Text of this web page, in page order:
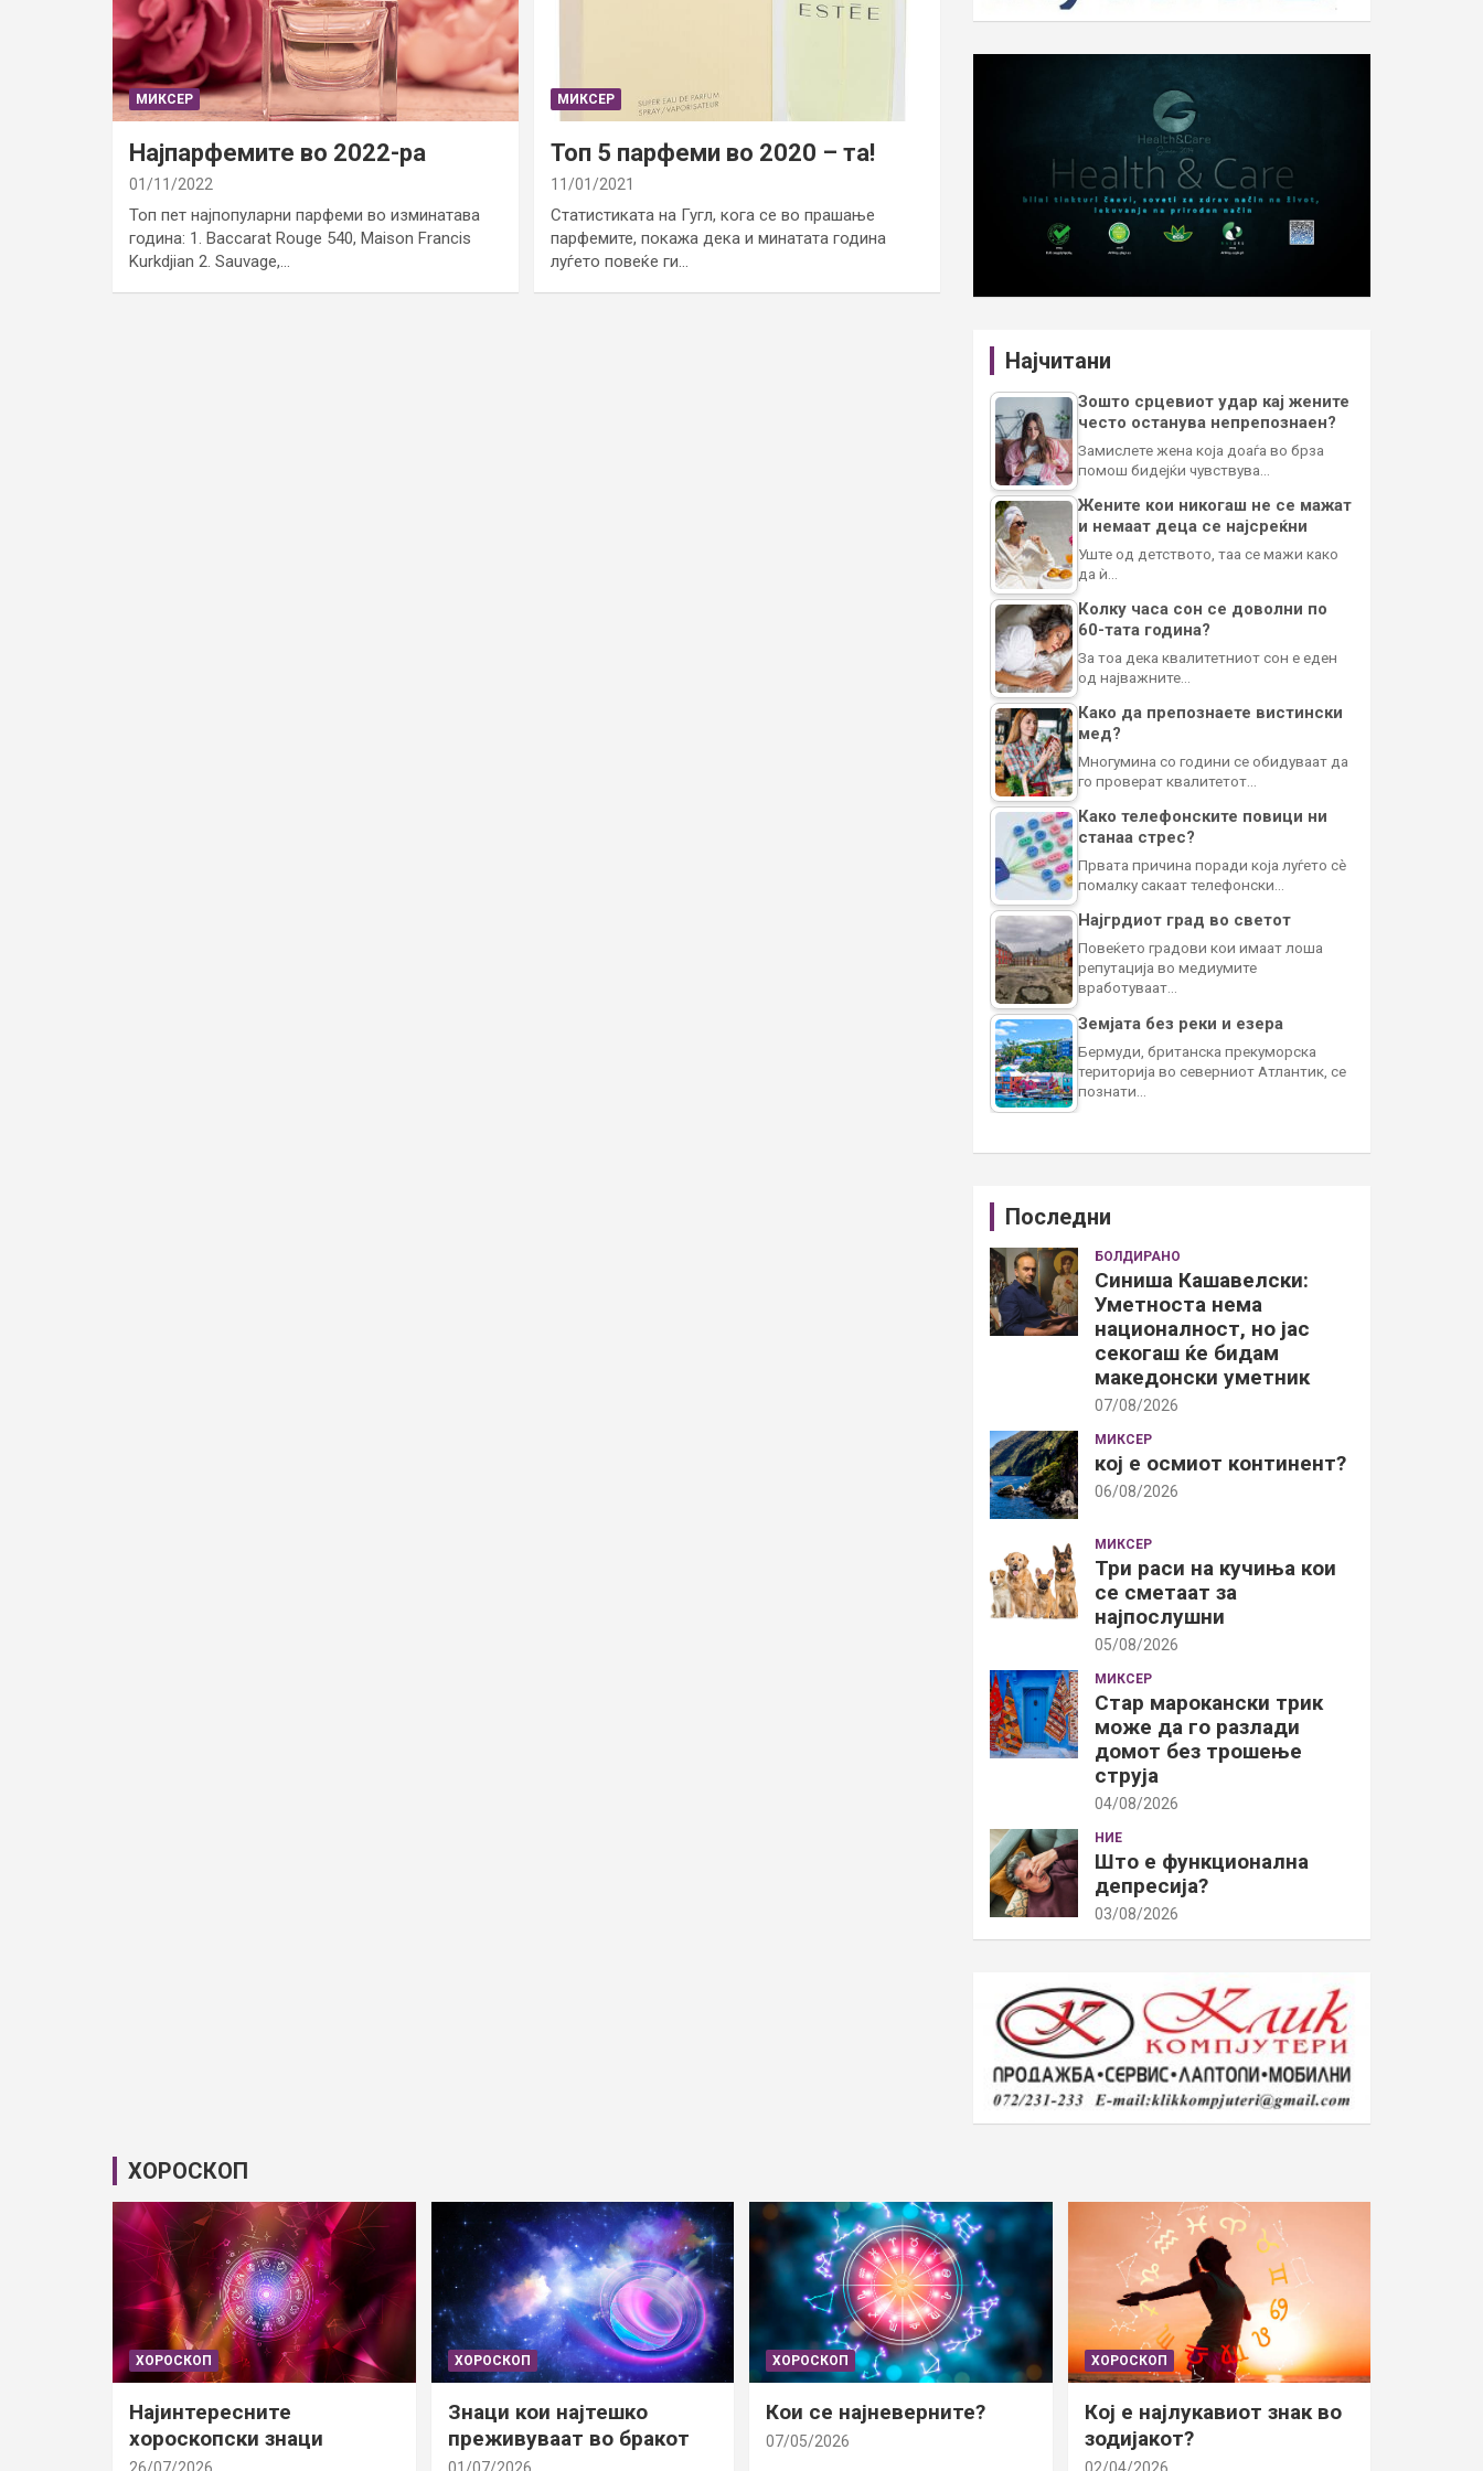
МИКСЕР
Најпарфемите во 2022-ра
01/11/2022
Топ пет најпопуларни парфеми во изминатава
година: 1. Baccarat Rouge 540, Maison Francis
Kurkdjian 2. Sauvage,…
МИКСЕР
Топ 5 парфеми во 2020 – та!
11/01/2021
Статистиката на Гугл, кога се во прашање
парфемите, покажа дека и минатата година
луѓето повеќе ги…
Најчитани
Зошто срцевиот удар кај жените
често останува непрепознаен?
Замислете жена која доаѓа во брза
помош бидејќи чувствува…
Жените кои никогаш не се мажат
и немаат деца се најсреќни
Уште од детството, таа се мажи како
да ѝ…
Колку часа сон се доволни по
60-тата година?
За тоа дека квалитетниот сон е еден
од најважните…
Како да препознаете вистински
мед?
Многумина со години се обидуваат да
го проверат квалитетот…
Како телефонските повици ни
станаа стрес?
Првата причина поради која луѓето сè
помалку сакаат телефонски…
Најгрдиот град во светот
Повеќето градови кои имаат лоша
репутација во медиумите
вработуваат…
Земјата без реки и езера
Бермуди, британска прекуморска
територија во северниот Атлантик, се
познати…
Последни
БОЛДИРАНО
Синиша Кашавелски:
Уметноста нема
националност, но јас
секогаш ќе бидам
македонски уметник
07/08/2026
МИКСЕР
кој е осмиот континент?
06/08/2026
МИКСЕР
Три раси на кучиња кои
се сметаат за
најпослушни
05/08/2026
МИКСЕР
Стар марокански трик
може да го разлади
домот без трошење
струја
04/08/2026
НИЕ
Што е функционална
депресија?
03/08/2026
ХОРОСКОП
ХОРОСКОП
Најинтересните
хороскопски знаци
ХОРОСКОП
Знаци кои најтешко
преживуваат во бракот
ХОРОСКОП
Кои се најневерните?
07/05/2026
ХОРОСКОП
Кој е најлукавиот знак во
зодијакот?